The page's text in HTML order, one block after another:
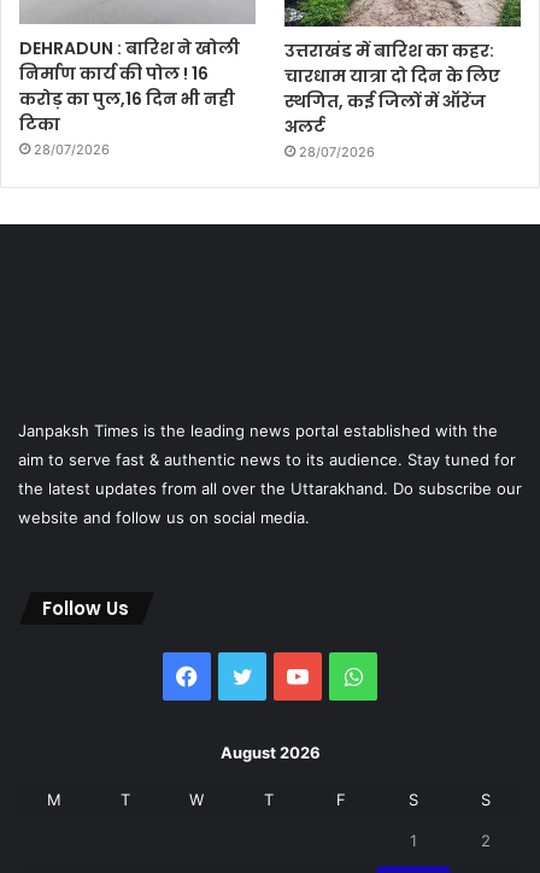
DEHRADUN : बारिश ने खोली
निर्माण कार्य की पोल ! 16
करोड़ का पुल,16 दिन भी नही
टिका
28/07/2026
उत्तराखंड में बारिश का कहर:
चारधाम यात्रा दो दिन के लिए
स्थगित, कई जिलों में ऑरेंज
अलर्ट
28/07/2026
Janpaksh Times is the leading news portal established with the
aim to serve fast & authentic news to its audience. Stay tuned for
the latest updates from all over the Uttarakhand. Do subscribe our
website and follow us on social media.
Follow Us
Facebook
Twitter YouTubeWhatsApp
August 2026
M T W T F S S
1 2